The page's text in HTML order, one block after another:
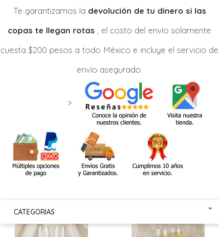
Te garantizamos la devolución de tu dinero si las
copas te llegan rotas
, el costo del envío solamente
cuesta $200 pesos a todo México e incluye el servicio de
envío asegurado.
>
CATEGORIAS